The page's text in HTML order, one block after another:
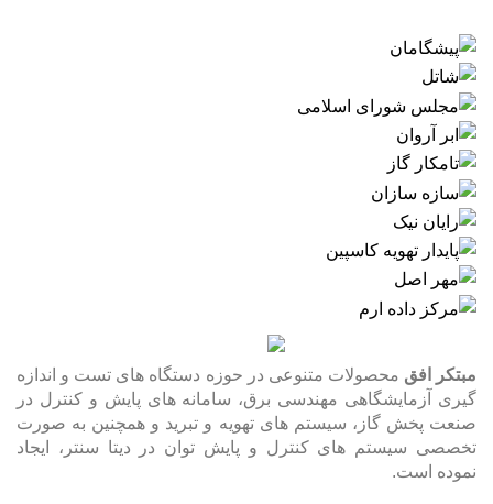
مبتکر افق محصولات متنوعی در حوزه دستگاه های تست و اندازه
گیری آزمایشگاهی مهندسی برق، سامانه های پایش و کنترل در
صنعت پخش گاز، سیستم های تهویه و تبرید و همچنین به صورت
تخصصی سیستم های کنترل و پایش توان در دیتا سنتر، ایجاد
نموده است.